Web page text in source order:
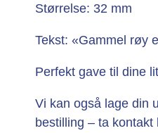
Størrelse: 32 mm
Tekst: «Gammel røy
Perfekt gave til dine
Vi kan også lage din
bestilling – ta kontakt